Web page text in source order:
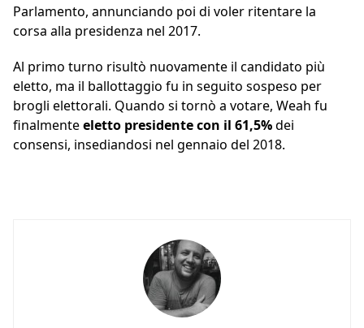
Parlamento, annunciando poi di voler ritentare la
corsa alla presidenza nel 2017.
Al primo turno risultò nuovamente il candidato più
eletto, ma il ballottaggio fu in seguito sospeso per
brogli elettorali. Quando si tornò a votare, Weah fu
finalmenteeletto presidente con il 61,5%dei
consensi, insediandosi nel gennaio del 2018.